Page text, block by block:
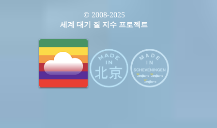
© 2008-2025
세계 대기 질 지수 프로젝트